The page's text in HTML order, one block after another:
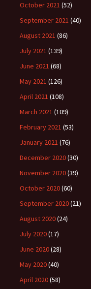
October 2021 (52)
September 2021 (40)
August 2021 (86)
July 2021 (139)
June 2021 (68)
May 2021 (126)
April 2021 (108)
March 2021 (109)
February 2021 (53)
January 2021 (76)
December 2020(30)
November 2020(39)
October 2020(60)
September 2020(21)
August 2020(24)
July 2020(17)
June 2020(28)
May 2020(40)
April 2020(58)